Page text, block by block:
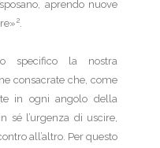
aprendo nuove
2
specifico la nostra
consacrate che, come
in ogni angolo della
sé l’urgenza di uscire,
all’altro. Per questo